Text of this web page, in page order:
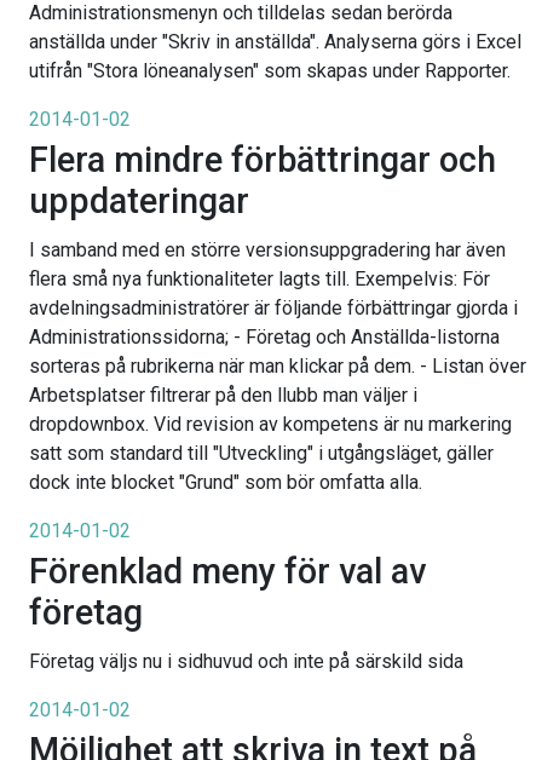
Administrationsmenyn och tilldelas sedan berörda
anställda under "Skriv in anställda". Analyserna görs i Excel
utifrån "Stora löneanalysen" som skapas under Rapporter.
2014-01-02
Flera mindre förbättringar och
uppdateringar
I samband med en större versionsuppgradering har även
flera små nya funktionaliteter lagts till. Exempelvis: För
avdelningsadministratörer är följande förbättringar gjorda i
Administrationssidorna; - Företag och Anställda-listorna
sorteras på rubrikerna när man klickar på dem. - Listan över
Arbetsplatser filtrerar på den llubb man väljer i
dropdownbox. Vid revision av kompetens är nu markering
satt som standard till "Utveckling" i utgångsläget, gäller
dock inte blocket "Grund" som bör omfatta alla.
2014-01-02
Förenklad meny för val av
företag
Företag väljs nu i sidhuvud och inte på särskild sida
2014-01-02
Möjlighet att skriva in text på